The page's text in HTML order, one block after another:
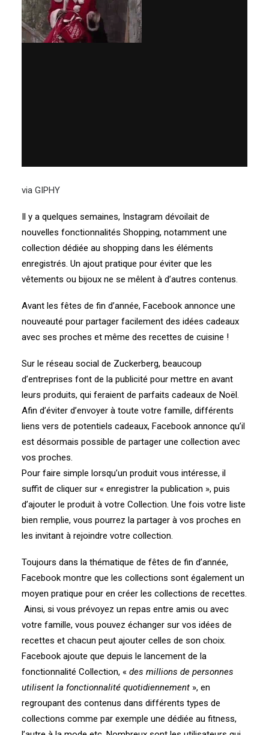
via GIPHY
Il y a quelques semaines, Instagram dévoilait de
nouvelles fonctionnalités Shopping, notamment une
collection dédiée au shopping dans les éléments
enregistrés. Un ajout pratique pour éviter que les
vêtements ou bijoux ne se mêlent à d’autres contenus.
Avant les fêtes de fin d’année, Facebook annonce une
nouveauté pour partager facilement des idées cadeaux
avec ses proches et même des recettes de cuisine !
Sur le réseau social de Zuckerberg, beaucoup
d’entreprises font de la publicité pour mettre en avant
leurs produits, qui feraient de parfaits cadeaux de Noël.
Afin d’éviter d’envoyer à toute votre famille, différents
liens vers de potentiels cadeaux, Facebook annonce qu’il
est désormais possible de partager une collection avec
vos proches.
Pour faire simple lorsqu’un produit vous intéresse, il
suffit de cliquer sur « enregistrer la publication », puis
d’ajouter le produit à votre Collection. Une fois votre liste
bien remplie, vous pourrez la partager à vos proches en
les invitant à rejoindre votre collection.
Toujours dans la thématique de fêtes de fin d’année,
Facebook montre que les collections sont également un
moyen pratique pour en créer les collections de recettes.
Ainsi, si vous prévoyez un repas entre amis ou avec
votre famille, vous pouvez échanger sur vos idées de
recettes et chacun peut ajouter celles de son choix.
Facebook ajoute que depuis le lancement de la
fonctionnalité Collection, « des millions de personnes
utilisent la fonctionnalité quotidiennement », en
regroupant des contenus dans différents types de
collections comme par exemple une dédiée au fitness,